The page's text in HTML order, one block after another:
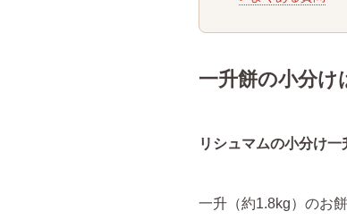
一升餅の小分け
リシュマムの小分け一
一升（約1.8kg）のお